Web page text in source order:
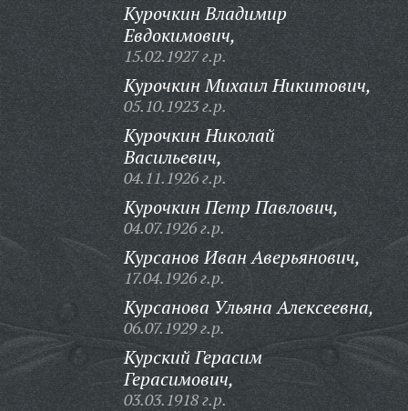
Курочкин Владимир
Евдокимович,
15.02.1927 г.р.
Курочкин Михаил Никитович,
05.10.1923 г.р.
Курочкин Николай
Васильевич,
04.11.1926 г.р.
Курочкин Петр Павлович,
04.07.1926 г.р.
Курсанов Иван Аверьянович,
17.04.1926 г.р.
Курсанова Ульяна Алексеевна,
06.07.1929 г.р.
Курский Герасим
Герасимович,
03.03.1918 г.р.